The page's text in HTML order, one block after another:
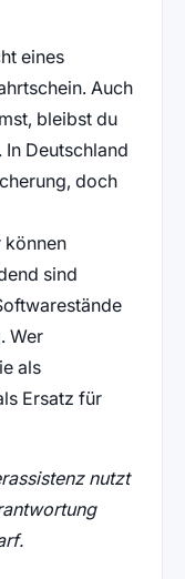
eines
Auch
bleibst du
Deutschland
doch
können
sind
Wer
als
Ersatz für
nutzt